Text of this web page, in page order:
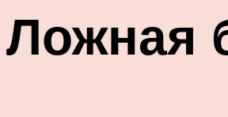
Ложная